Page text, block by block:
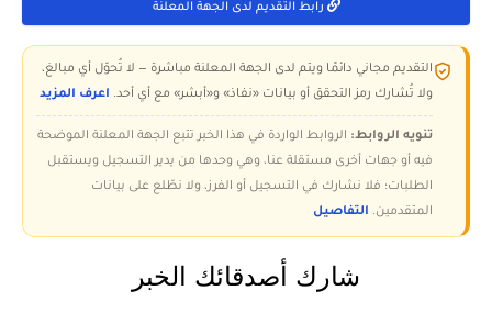
رابط التقديم لدى الجهة المعلنة
التقديم مجاني دائمًا ويتم لدى الجهة المعلنة مباشرة — لا تُحوّل أي مبالغ،
ولا تُشارك رمز التحقق أو بيانات «نفاذ» و«أبشر» مع أي أحد. اعرف المزيد
تنويه الروابط: الروابط الواردة في هذا الخبر تتبع الجهة المعلنة الموضحة
فيه أو جهات أخرى مستقلة عنا، وهي وحدها من يدير التسجيل ويستقبل
الطلبات؛ فلا نشارك في التسجيل أو الفرز، ولا نطّلع على بيانات
المتقدمين. التفاصيل
شارك أصدقائك الخبر